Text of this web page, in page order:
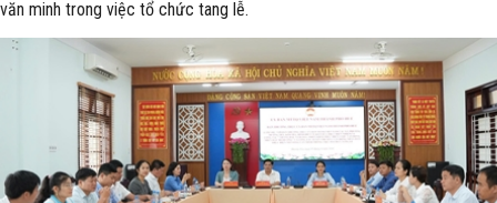
văn minh trong việc tổ chức tang lễ.